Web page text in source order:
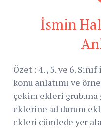
İsmin
Özet : 4. , 5. ve 6.
konu anlatımı ve
çekim ekleri
eklerine ad durum
ekleri cümlede yer